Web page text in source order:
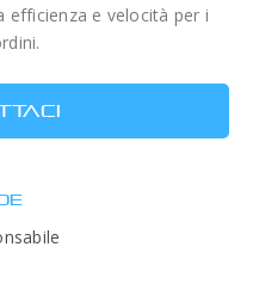
efficienza e velocità per i